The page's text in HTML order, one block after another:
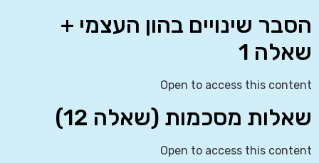
הסבר שינויים בהון העצמי +
שאלה 1
Open to access this content
שאלות מסכמות (שאלה 12)
Open to access this content